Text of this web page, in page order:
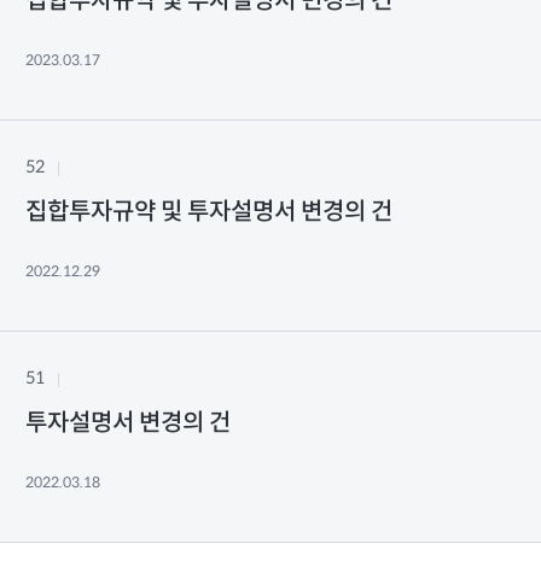
2023.03.17
52
집합투자규약 및 투자설명서 변경의 건
2022.12.29
51
투자설명서 변경의 건
2022.03.18